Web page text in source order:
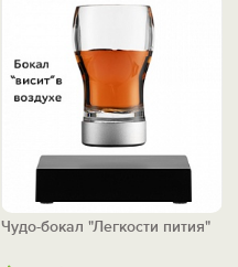
Чудо-бокал "Легкости пития"